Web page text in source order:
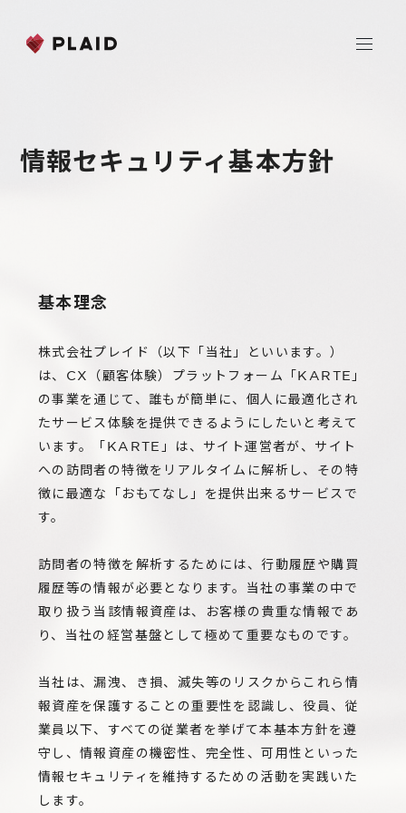
会社概要
経営メンバー
事業内容
CXプラットフォーム KARTE
Professional Service
Additional Products
グループ会社
Codatum
CloudFit
ニュース
IR情報
IRニュース
財務ハイライト
IRライブラリ
IRカレンダー
株式情報
サステナビリティ
採用情報
中途採用
新卒採用
お問い合わせ
情報セキュリティ基本方針
基本理念
株式会社プレイド（以下「当社」といいます。）
は、CX（顧客体験）プラットフォーム「KARTE」
の事業を通じて、誰もが簡単に、個人に最適化され
たサービス体験を提供できるようにしたいと考えて
います。「KARTE」は、サイト運営者が、サイト
への訪問者の特徴をリアルタイムに解析し、その特
徴に最適な「おもてなし」を提供出来るサービスで
す。
訪問者の特徴を解析するためには、行動履歴や購買
履歴等の情報が必要となります。当社の事業の中で
取り扱う当該情報資産は、お客様の貴重な情報であ
り、当社の経営基盤として極めて重要なものです。
当社は、漏洩、き損、滅失等のリスクからこれら情
報資産を保護することの重要性を認識し、役員、従
業員以下、すべての従業者を挙げて本基本方針を遵
守し、情報資産の機密性、完全性、可用性といった
情報セキュリティを維持するための活動を実践いた
します。